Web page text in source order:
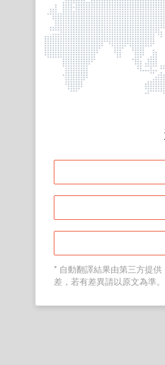
* 自動翻譯結果由第三方提
差，若有差異請以原文為準。